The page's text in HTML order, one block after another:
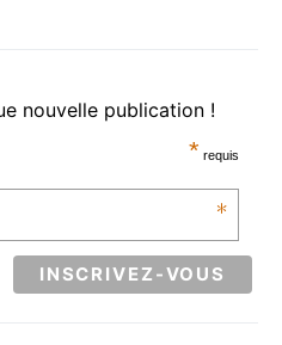
nouvelle publication !
* requis
*